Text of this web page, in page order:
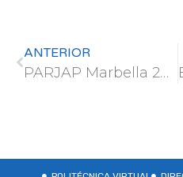
ANTERIOR
PARJAP Marbella 2025: «Construyendo biodiversidad en espacios singulares»